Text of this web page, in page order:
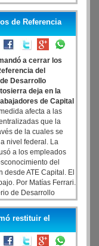
de Referencia
a cerrar los
del
Desarrollo
deja en la
de Capital
afecta a las
que la
de la cuales se
nivel federal. La
a los empleados
del
ATE Capital. El
Por Matías Ferrari.
de Desarrollo
según prometió
para contener a los
el proceso de
restituir el